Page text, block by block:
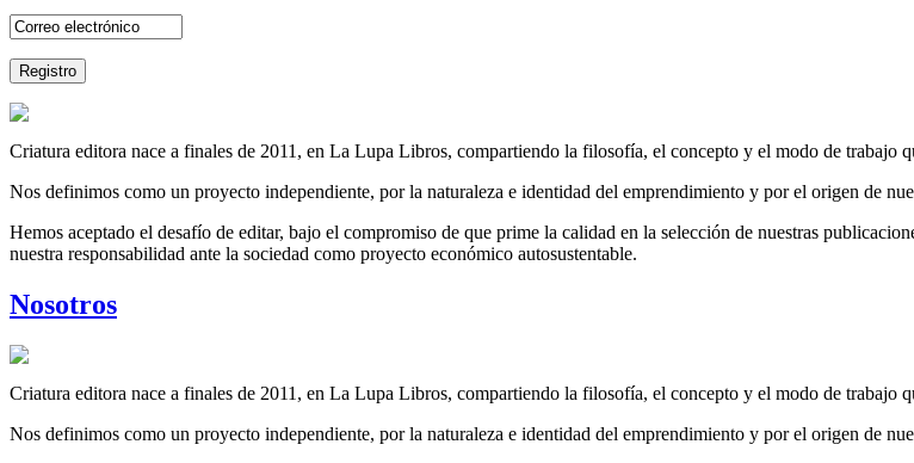
Criatura editora nace a finales de 2011, en La Lupa Libros, compartiendo la filosofía, el concepto y el modo de trabajo
Nos definimos como un proyecto independiente, por la naturaleza e identidad del emprendimiento y por el origen de
Hemos aceptado el desafío de editar, bajo el compromiso de que prime la calidad en la selección de nuestras
nuestra responsabilidad ante la sociedad como proyecto económico autosustentable.
Nosotros
Criatura editora nace a finales de 2011, en La Lupa Libros, compartiendo la filosofía, el concepto y el modo de trabajo
Nos definimos como un proyecto independiente, por la naturaleza e identidad del emprendimiento y por el origen de